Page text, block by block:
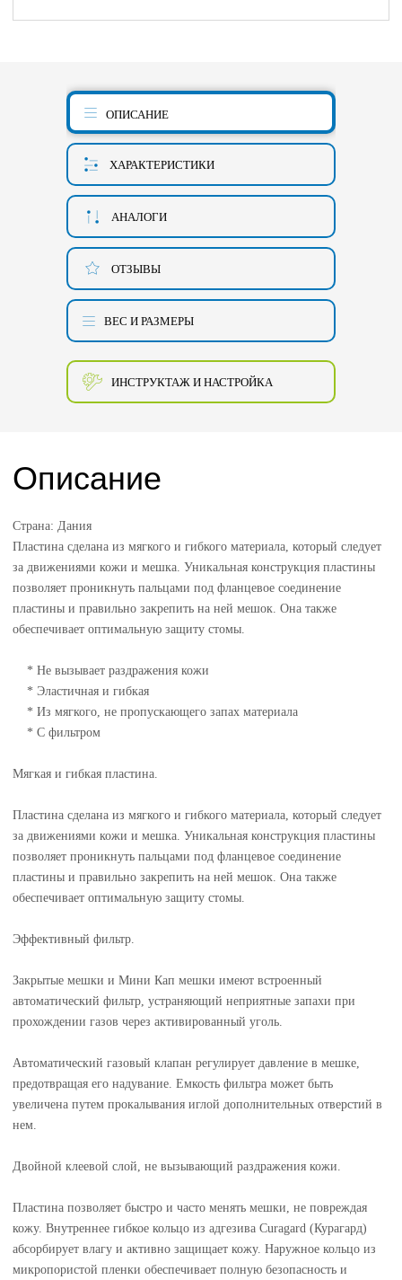
ОПИСАНИЕ
ХАРАКТЕРИСТИКИ
АНАЛОГИ
ОТЗЫВЫ
ВЕС И РАЗМЕРЫ
ИНСТРУКТАЖ И НАСТРОЙКА
Описание
Страна: Дания
Пластина сделана из мягкого и гибкого материала, который следует
за движениями кожи и мешка. Уникальная конструкция пластины
позволяет проникнуть пальцами под фланцевое соединение
пластины и правильно закрепить на ней мешок. Она также
обеспечивает оптимальную защиту стомы.
* Не вызывает раздражения кожи
* Эластичная и гибкая
* Из мягкого, не пропускающего запах материала
* С фильтром
Мягкая и гибкая пластина.
Пластина сделана из мягкого и гибкого материала, который следует
за движениями кожи и мешка. Уникальная конструкция пластины
позволяет проникнуть пальцами под фланцевое соединение
пластины и правильно закрепить на ней мешок. Она также
обеспечивает оптимальную защиту стомы.
Эффективный фильтр.
Закрытые мешки и Мини Кап мешки имеют встроенный
автоматический фильтр, устраняющий неприятные запахи при
прохождении газов через активированный уголь.
Автоматический газовый клапан регулирует давление в мешке,
предотвращая его надувание. Емкость фильтра может быть
увеличена путем прокалывания иглой дополнительных отверстий в
нем.
Двойной клеевой слой, не вызывающий раздражения кожи.
Пластина позволяет быстро и часто менять мешки, не повреждая
кожу. Внутреннее гибкое кольцо из адгезива Curagard (Курагард)
абсорбирует влагу и активно защищает кожу. Наружное кольцо из
микропористой пленки обеспечивает полную безопасность и